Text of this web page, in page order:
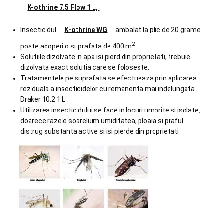
K-othrine 7.5 Flow 1 L,
Insecticidul K-othrine WG ambalat la plic de 20 grame
poate acoperi o suprafata de 400 m2
Solutiile dizolvate in apa isi pierd din proprietati, trebuie
dizolvata exact solutia care se foloseste.
Tratamentele pe suprafata se efectueaza prin aplicarea
reziduala a insecticidelor cu remanenta mai indelungata
Draker 10.2 1 L
Utilizarea insecticidului se face in locuri umbrite si isolate,
doarece razele soareluim umiditatea, ploaia si praful
distrug substanta active si isi pierde din proprietati